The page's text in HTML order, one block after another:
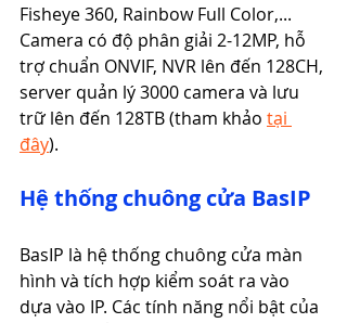
Fisheye 360, Rainbow Full Color,...
Camera có độ phân giải 2-12MP, hỗ
trợ chuẩn ONVIF, NVR lên đến 128CH,
server quản lý 3000 camera và lưu
trữ lên đến 128TB (tham khảo tại
đây).
Hệ thống chuông cửa BasIP
BasIP là hệ thống chuông cửa màn
hình và tích hợp kiểm soát ra vào
dựa vào IP. Các tính năng nổi bật của